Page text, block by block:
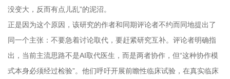
没变大，反而有点儿乱”的泥沼。
正是因为这个原因，该研究的作者和同期评论者不约而同地提出了
同一个主张：不要急着讨论取代，要赶紧研究互补。评论者明确指
出，当前主流思路不是AI取代医生，而是两者协作，但“这种协作模
式本身必须经过检验”。他们呼吁开展前瞻性临床试验，在真实临床